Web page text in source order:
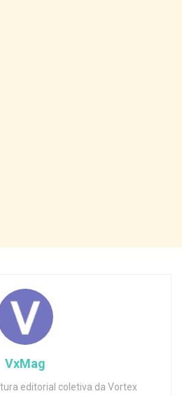
VxMag
editorial coletiva da Vortex